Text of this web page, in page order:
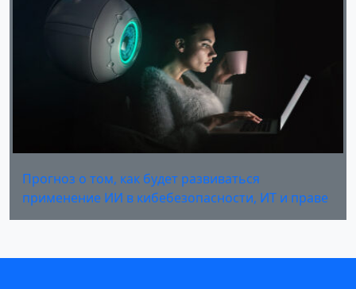
Прогноз о том, как будет развиваться
применение ИИ в кибебезопасности, ИТ и праве